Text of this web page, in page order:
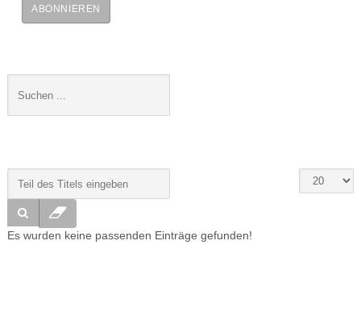
ABONNIEREN
Es wurden keine passenden Einträge gefunden!